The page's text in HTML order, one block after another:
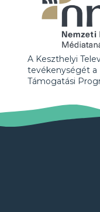
A Keszthelyi
tevékenységét a
Támogatási